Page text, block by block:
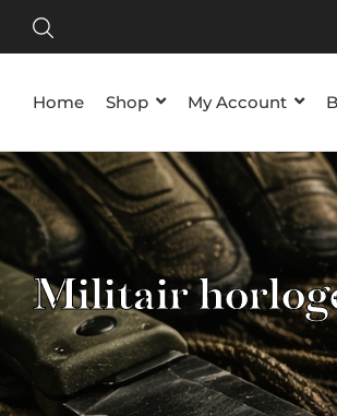
Home Shop My Account
Militair